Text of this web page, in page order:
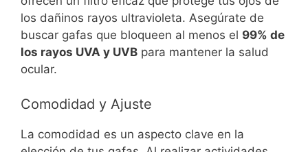
los dañinos rayos ultravioleta. Asegúrate de
buscar gafas que bloqueen al menos el 99% de
los rayos UVA y UVB para mantener la salud
ocular.
Comodidad y Ajuste
La comodidad es un aspecto clave en la